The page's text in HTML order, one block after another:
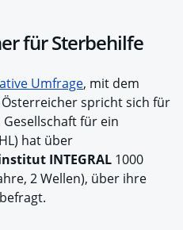
für Sterbehilfe
Umfrage, mit dem
spricht sich für
für ein
hat über
INTEGRAL 1000
2 Wellen), über ihre